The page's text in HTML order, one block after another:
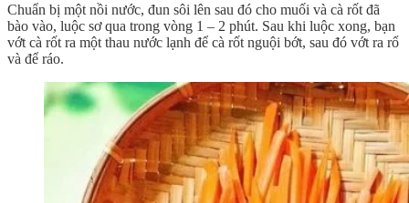
Chuẩn bị một nồi nước, đun sôi lên sau đó cho muối và cà rốt đã
bào vào, luộc sơ qua trong vòng 1 – 2 phút. Sau khi luộc xong, bạn
vớt cà rốt ra một thau nước lạnh để cà rốt nguội bớt, sau đó vớt ra rổ
và để ráo.